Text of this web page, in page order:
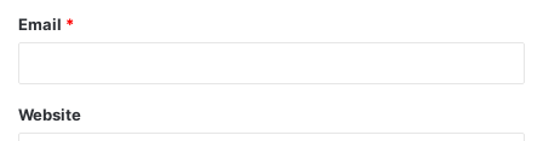
Email *
Website